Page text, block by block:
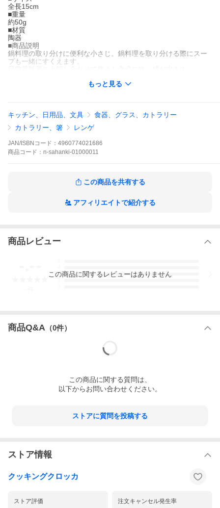
全長15cm
■重量
約50g
■材質
陶器
■商品説明
鍋料理の取り分けに便利な小さじ。鍋料理を取り分ける際にスー
プも一緒にすくえます。
や雑炊などを食べる際に使ったり、料理の取り分けスプーンとし
■生産国
日本（萬古焼）
▽日常茶飯器 商品一覧▽
「日常茶飯器」として伝えます。
約50g
鍋料理に欠かせない、取り分けにも使えるレンゲスプーン
もっと見る
キッチン、日用品、文具
食器、グラス、カトラリー
カトラリー、箸
レンゲ
JAN/ISBNコード： 4960774021686
商品 コード： n-sahanki-01000011
この商品を共有する
アフィリエイトで紹介する
商品レビュー
3
この商品に関するレビューはありません
商品Q&A （0件）
この商品に関する質問は、
以下からお問い合わせください。
ストアに質問を投稿する
ストア情報
クッキングクロッカ
ストア評価 注文キャンセル発生率